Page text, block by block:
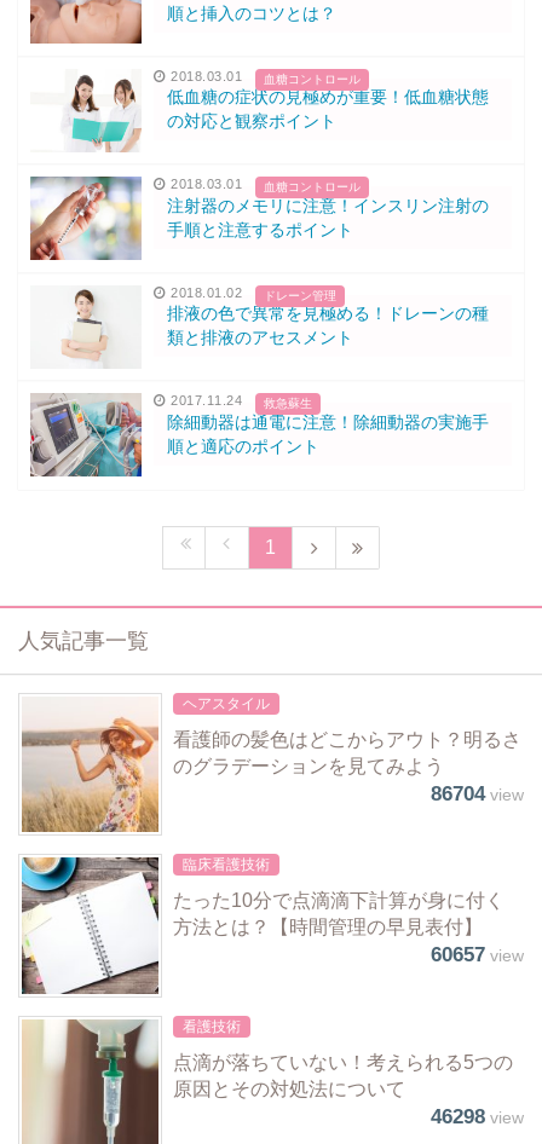
順と挿入のコツとは？
2018.03.01 血糖コントロール
低血糖の症状の見極めが重要！低血糖状態
の対応と観察ポイント
2018.03.01 血糖コントロール
注射器のメモリに注意！インスリン注射の
手順と注意するポイント
2018.01.02 ドレーン管理
排液の色で異常を見極める！ドレーンの種
類と排液のアセスメント
2017.11.24 救急蘇生
除細動器は通電に注意！除細動器の実施手
順と適応のポイント
1
人気記事一覧
ヘアスタイル
看護師の髪色はどこからアウト？明るさ
のグラデーションを見てみよう
86704view
臨床看護技術
たった10分で点滴滴下計算が身に付く
方法とは？【時間管理の早見表付】
60657view
看護技術
点滴が落ちていない！考えられる5つの
原因とその対処法について
46298view